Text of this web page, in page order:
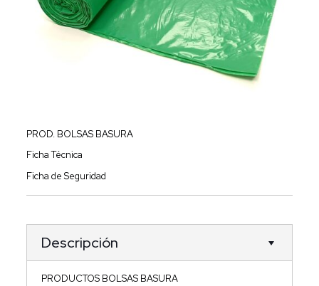
PROD. BOLSAS BASURA
Ficha Técnica
Ficha de Seguridad
Descripción
PRODUCTOS BOLSAS BASURA